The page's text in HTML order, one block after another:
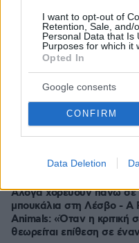
I want to opt-out of
Retention, Sale, and/
Personal Data that Is
Purposes for which it
Opted In
Google consents
CONFIRM
Data Deletion
Η Σίσσυ Χρηστίδου
με μονοκίνι σε παραλία
Άλογα χορεύουν πάνω
μπουκάλια στη Λέσβο - A
Animals: «Όταν η κριτική
θεωρείται επίθεση σε